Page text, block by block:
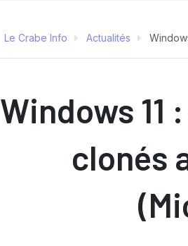
Le Crabe Info Actualités
Windows 11
clonés